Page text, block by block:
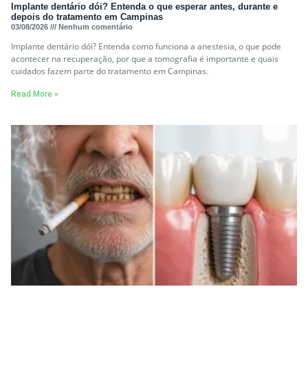
Implante dentário dói? Entenda o que esperar antes, durante e
depois do tratamento em Campinas
03/08/2026 Nenhum comentário
Implante dentário dói? Entenda como funciona a anestesia, o que pode
acontecer na recuperação, por que a tomografia é importante e quais
cuidados fazem parte do tratamento em Campinas.
Read More »